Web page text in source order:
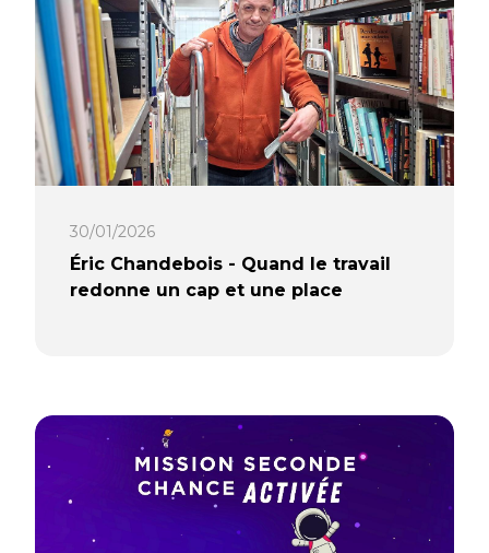
stickers, à gagner via Solidatech Une
belle occasion de découvrir qu’un
appareil peut être performant, fiable
et durable, même avec un physique
atypique.
Lire la suite…
30/01/2026
Éric Chandebois - Quand le travail
redonne un cap et une place
de moi-même ! » C’est ainsi qu’Éric
ouvre son récit, avec une franchise qui
ne laisse aucun doute sur ce qu’il a
traversé. À 56 ans, il raconte sans
détour ses périodes difficiles, son
combat contre l’addiction, et surtout